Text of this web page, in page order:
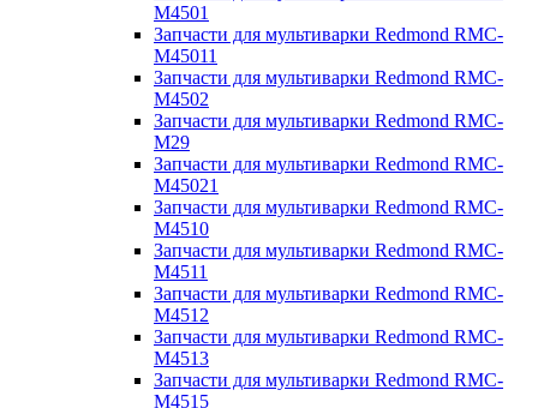
M4501
Запчасти для мультиварки Redmond RMC-
M45011
Запчасти для мультиварки Redmond RMC-
M4502
Запчасти для мультиварки Redmond RMC-
M29
Запчасти для мультиварки Redmond RMC-
M45021
Запчасти для мультиварки Redmond RMC-
M4510
Запчасти для мультиварки Redmond RMC-
M4511
Запчасти для мультиварки Redmond RMC-
M4512
Запчасти для мультиварки Redmond RMC-
M4513
Запчасти для мультиварки Redmond RMC-
M4515